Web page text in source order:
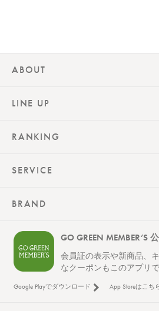
ABOUT
LINE UP
RANKING
SERVICE
BRAND
GO GREEN MEMBER’S
会員証の表示や新商品、
なクーポンもこのアプリで
Google Playでダウンロード App Storeはこち